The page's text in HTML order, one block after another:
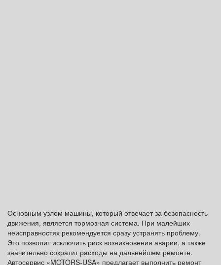
Основным узлом машины, который отвечает за безопасность
движения, является тормозная система. При малейших
неисправностях рекомендуется сразу устранять проблему.
Это позволит исключить риск возникновения аварии, а также
значительно сократит расходы на дальнейшем ремонте.
Автосервис «MOTORS-USA» предлагает выполнить ремонт